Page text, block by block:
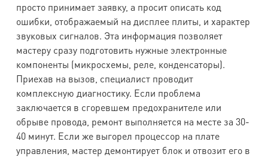
просто принимает заявку, а просит описать код
ошибки, отображаемый на дисплее плиты, и характер
звуковых сигналов. Эта информация позволяет
мастеру сразу подготовить нужные электронные
компоненты (микросхемы, реле, конденсаторы).
Приехав на вызов, специалист проводит
комплексную диагностику. Если проблема
заключается в сгоревшем предохранителе или
обрыве провода, ремонт выполняется на месте за 30-
40 минут. Если же выгорел процессор на плате
управления, мастер демонтирует блок и отвозит его в